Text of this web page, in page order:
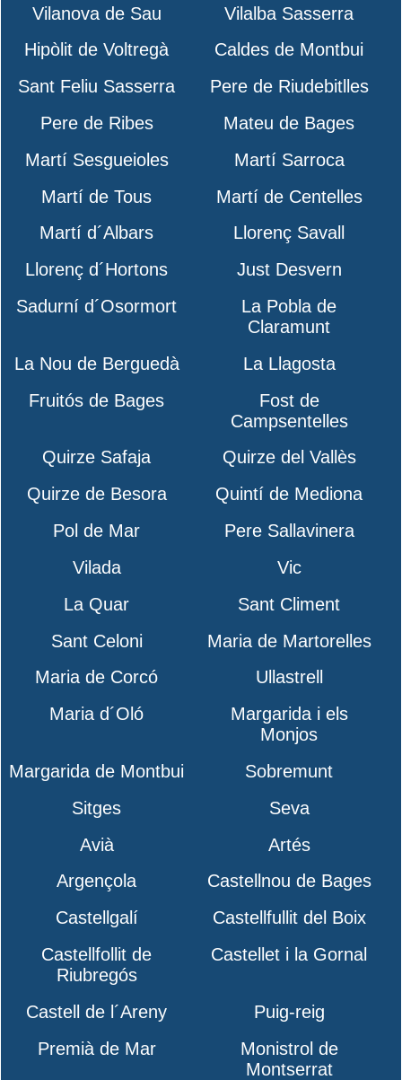
Vilanova de Sau
Vilalba Sasserra
Hipòlit de Voltregà
Caldes de Montbui
Sant Feliu Sasserra
Pere de Riudebitlles
Pere de Ribes
Mateu de Bages
Martí Sesgueioles
Martí Sarroca
Martí de Tous
Martí de Centelles
Martí d´Albars
Llorenç Savall
Llorenç d´Hortons
Just Desvern
Sadurní d´Osormort
La Pobla de
Claramunt
La Nou de Berguedà
La Llagosta
Fruitós de Bages
Fost de
Campsentelles
Quirze Safaja
Quirze del Vallès
Quirze de Besora
Quintí de Mediona
Pol de Mar
Pere Sallavinera
Vilada
Vic
La Quar
Sant Climent
Sant Celoni
Maria de Martorelles
Maria de Corcó
Ullastrell
Maria d´Oló
Margarida i els
Monjos
Margarida de Montbui
Sobremunt
Sitges
Seva
Avià
Artés
Argençola
Castellnou de Bages
Castellgalí
Castellfullit del Boix
Castellfollit de
Riubregós
Castellet i la Gornal
Castell de l´Areny
Puig-reig
Premià de Mar
Monistrol de
Montserrat